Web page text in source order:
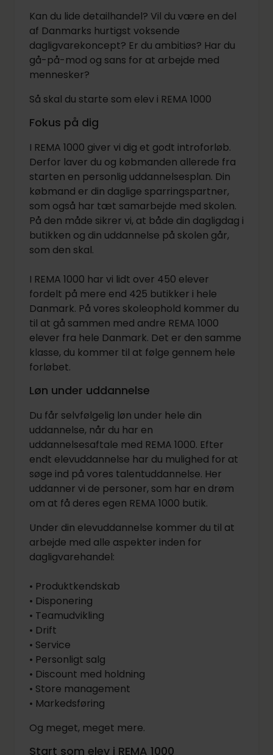
Kan du lide detailhandel? Vil du være en del
af Danmarks hurtigst voksende
dagligvarekoncept? Er du ambitiøs? Har du
gå-på-mod og sans for at arbejde med
mennesker?
Så skal du starte som elev i REMA 1000
Fokus på dig
I REMA 1000 giver vi dig et godt introforløb.
Derfor laver du og købmanden allerede fra
starten en personlig uddannelsesplan. Din
købmand er din daglige sparringspartner,
som også har tæt samarbejde med skolen.
På den måde sikrer vi, at både din dagligdag i
butikken og din uddannelse på skolen går,
som den skal.
I REMA 1000 har vi lidt over 450 elever
fordelt på mere end 425 butikker i hele
Danmark. På vores skoleophold kommer du
til at gå sammen med andre REMA 1000
elever fra hele Danmark. Det er den samme
klasse, du kommer til at følge gennem hele
forløbet.
Løn under uddannelse
Du får selvfølgelig løn under hele din
uddannelse, når du har en
uddannelsesaftale med REMA 1000. Efter
endt elevuddannelse har du mulighed for at
søge ind på vores talentuddannelse. Her
uddanner vi de personer, som har en drøm
om at få deres egen REMA 1000 butik.
Under din elevuddannelse kommer du til at
arbejde med alle aspekter inden for
dagligvarehandel:
• Produktkendskab
• Disponering
• Teamudvikling
• Drift
• Service
• Personligt salg
• Discount med holdning
• Store management
• Markedsføring
Og meget, meget mere.
Start som elev i REMA 1000